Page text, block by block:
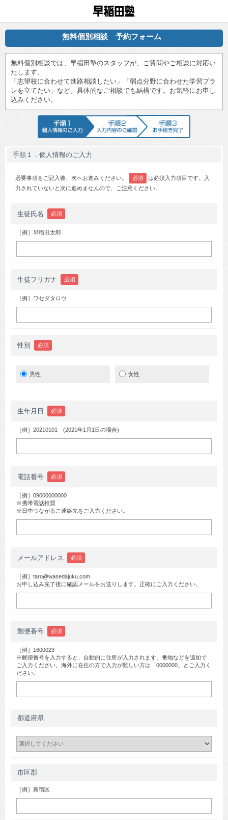
無料個別相談 予約フォーム
無料個別相談では、早稲田塾のスタッフが、ご質問やご相談に対応い
たします。
「志望校に合わせて進路相談したい」「弱点分野に合わせた学習プラ
ンを立てたい」など。具体的なご相談でも結構です。お気軽にお申し
込みください。
手順1 個人情報のご入力手順2 入力内容のご確認
手順１．個人情報のご入力
必要事項をご記入後、次へお進みください。 必須
は必須入力項目です。入
力されていないと次に進めませんので、ご注意ください。
生徒氏名 必須
［例］早稲田太郎
生徒フリガナ 必須
［例］ワセダタロウ
性別 必須
男性 女性
生年月日 必須
［例］20210101 (2021年1月1日の場合)
電話番号 必須
［例］09000000000
※携帯電話推奨
※日中つながるご連絡先をご入力ください。
メールアドレス 必須
［例］taro@wasedajuku.com
お申し込み完了後に確認メールをお送りします。正確にご入力ください。
郵便番号 必須
［例］1600023
※郵便番号を入力すると、自動的に住所が入力されます。番地などを追加で
ご入力ください。海外に在住の方で入力が難しい方は「0000000」とご入力く
ださい。
都道府県
市区郡
［例］新宿区